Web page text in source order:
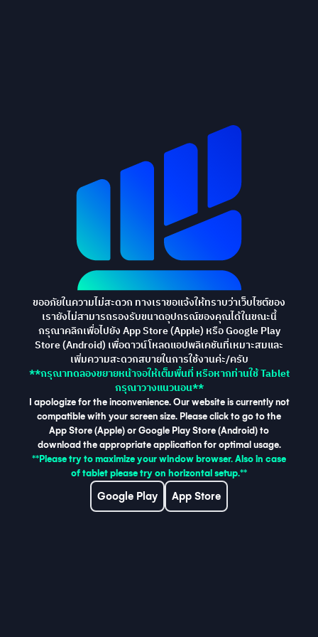
ขออภัยในความไม่สะดวก ทางเราขอแจ้งให้ทราบว่าเว็บไซต์ของ
เรายังไม่สามารถรองรับขนาดอุปกรณ์ของคุณได้ในขณะนี้
กรุณาคลิกเพื่อไปยัง App Store (Apple) หรือ Google Play
Store (Android) เพื่อดาวน์โหลดแอปพลิเคชันที่เหมาะสมและ
เพิ่มความสะดวกสบายในการใช้งานค่ะ/ครับ
**กรุณาทดลองขยายหน้าจอให้เต็มพื้นที่ หรือหากท่านใช้ Tablet
กรุณาวางแนวนอน**
I apologize for the inconvenience. Our website is currently not
compatible with your screen size. Please click to go to the
App Store (Apple) or Google Play Store (Android) to
download the appropriate application for optimal usage.
**Please try to maximize your window browser. Also in case
of tablet please try on horizontal setup.**
Google Play App Store